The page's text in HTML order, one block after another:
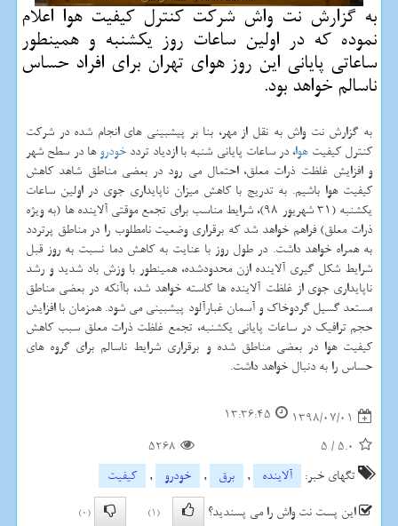
به گزارش نت واش شركت كنترل كیفیت هوا اعلام
نموده كه در اولین ساعات روز یكشنبه و همینطور
ساعاتی پایانی این روز هوای تهران برای افراد حساس
ناسالم خواهد بود.
به گزارش نت واش به نقل از مهر، بنا بر پیشبینی های انجام شده در شركت
كنترل كیفیتهوا، در ساعات پایانی شنبه با ازدیاد تردد خودروها در سطح شهر
و افزایش غلظت ذرات معلق، احتمال می رود در بعضی مناطق شاهد كاهش
كیفیت هوا باشیم. به تدریج با كاهش میزان ناپایداری جوی در اولین ساعات
یكشنبه (31 شهریور 98)، شرایط مناسب برای تجمع موقتی آلاینده ها (به ویژه
ذرات معلق) فراهم خواهد شد كه برقراری وضعیت نامطلوب را در مناطق پرتردد
به همراه خواهد داشت. در طول روز با عنایت به كاهش دما نسبت به روز قبل
شرایط شكل گیری آلاینده ازن محدودشده، همینطور با وزش باد شدید و رشد
ناپایداری جوی از غلظت آلاینده ها كاسته خواهد شد، باآنكه در بعضی مناطق
مستعد گسیل گردوخاك و آسمان غبارآلود پیشبینی می شود. همزمان با افزایش
حجم ترافیك در ساعات پایانی یكشنبه، تجمع غلظت ذرات معلق سبب كاهش
كیفیت هوا در بعضی مناطق شده و برقراری شرایط ناسالم برای گروه های
حساس را به دنبال خواهد داشت.
1398/07/01
13:36:45
5.0
/
5
5268
تگهای خبر:
آلاینده , برق , خودرو ,
كیفیت
این پست نت واش را می پسندید؟
(1)
(0)